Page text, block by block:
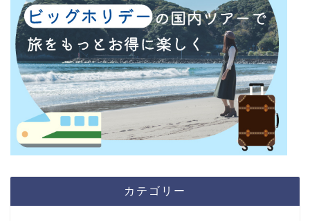
カテゴリー